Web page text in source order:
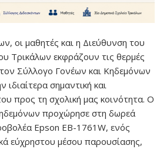
οι μαθητές και η Διεύθυνση του
Τρικάλων εκφράζουν τις θερμές
Σύλλογο Γονέων και Κηδεμόνων
ιδιαίτερα σημαντική και
προς τη σχολική μας κοινότητα. Ο
προχώρησε στη δωρεά
Epson EB-1761W, ενός
εύχρηστου μέσου παρουσίασης,